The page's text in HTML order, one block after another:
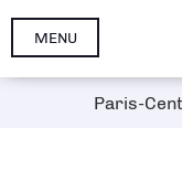
Aller
MENU